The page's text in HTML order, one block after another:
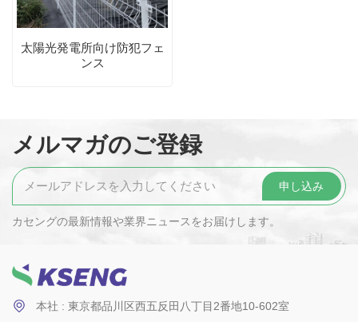
太陽光発電所向け防犯フェ
ンス
メルマガのご登録
カセングの最新情報や業界ニュースをお届けします。
本社 : 東京都品川区西五反田八丁目2番地10-602室